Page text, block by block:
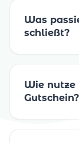
Was
schließt?
Wie nutze
Gutschein?